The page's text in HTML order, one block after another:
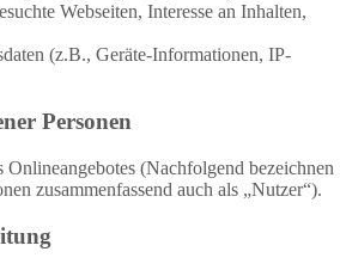
Webseiten, Interesse an Inhalten,
(z.B., Geräte-Informationen, IP-
Personen
Onlineangebotes (Nachfolgend bezeichnen
zusammenfassend auch als „Nutzer“).